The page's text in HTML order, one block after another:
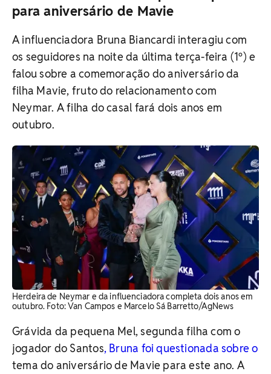
para aniversário de Mavie
A influenciadora Bruna Biancardi interagiu com
os seguidores na noite da última terça-feira (1º) e
falou sobre a comemoração do aniversário da
filha Mavie, fruto do relacionamento com
Neymar. A filha do casal fará dois anos em
outubro.
Herdeira de Neymar e da influenciadora completa dois anos em
outubro. Foto: Van Campos e Marcelo Sá Barretto/AgNews
Grávida da pequena Mel, segunda filha com o
jogador do Santos, Bruna foi questionada sobre o
tema do aniversário de Mavie para este ano. A